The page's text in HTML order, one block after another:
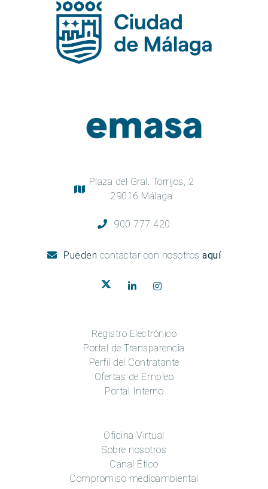
Plaza del Gral. Torrijos, 2
29016 Málaga
900 777 420
Pueden contactar con nosotros aquí
Registro Electrónico
Portal de Transparencia
Perfil del Contratante
Ofertas de Empleo
Portal Interno
Oficina Virtual
Sobre nosotros
Canal Ético
Compromiso medioambiental